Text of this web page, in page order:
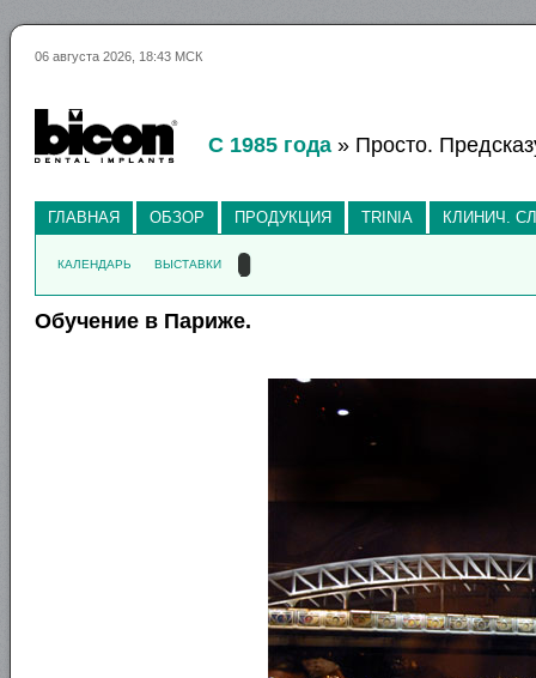
06 августа 2026, 18:43 МСК
С 1985 года » Просто.
ГЛАВНАЯ ОБЗОР ПРОДУКЦИЯ TRINIA КЛИНИЧ.
КАЛЕНДАРЬ ВЫСТАВКИ
Обучение в Париже.